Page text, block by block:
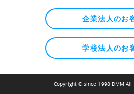
企業法人のお
学校法人のお
Copyright © since 1998 DMM All